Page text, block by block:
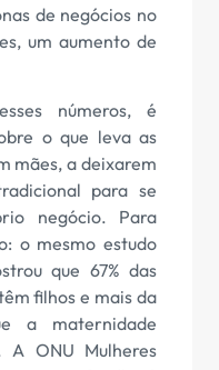
de negócios no
um aumento de
números, é
o que leva as
mães, a deixarem
para se
negócio. Para
o mesmo estudo
que 67% das
filhos e mais da
a maternidade
A ONU Mulheres